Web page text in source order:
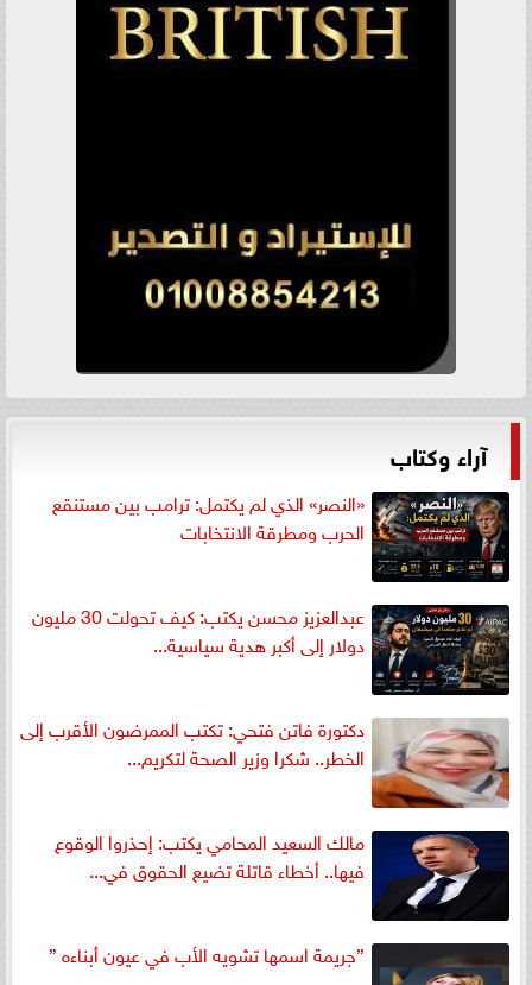
آراء وكتاب
«النصر» الذي لم يكتمل: ترامب بين مستنقع
الحرب ومطرقة الانتخابات
عبدالعزيز محسن يكتب: كيف تحولت 30 مليون
دولار إلى أكبر هدية سياسية...
دكتورة فاتن فتحي: تكتب الممرضون الأقرب إلى
الخطر.. شكرا وزير الصحة لتكريم...
مالك السعيد المحامي يكتب: إحذروا الوقوع
فيها.. أخطاء قاتلة تضيع الحقوق في...
”جريمة اسمها تشويه الأب في عيون أبناءه ”